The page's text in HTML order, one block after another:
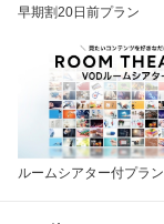
早期割20日前プラン
ルームシアター付プラン